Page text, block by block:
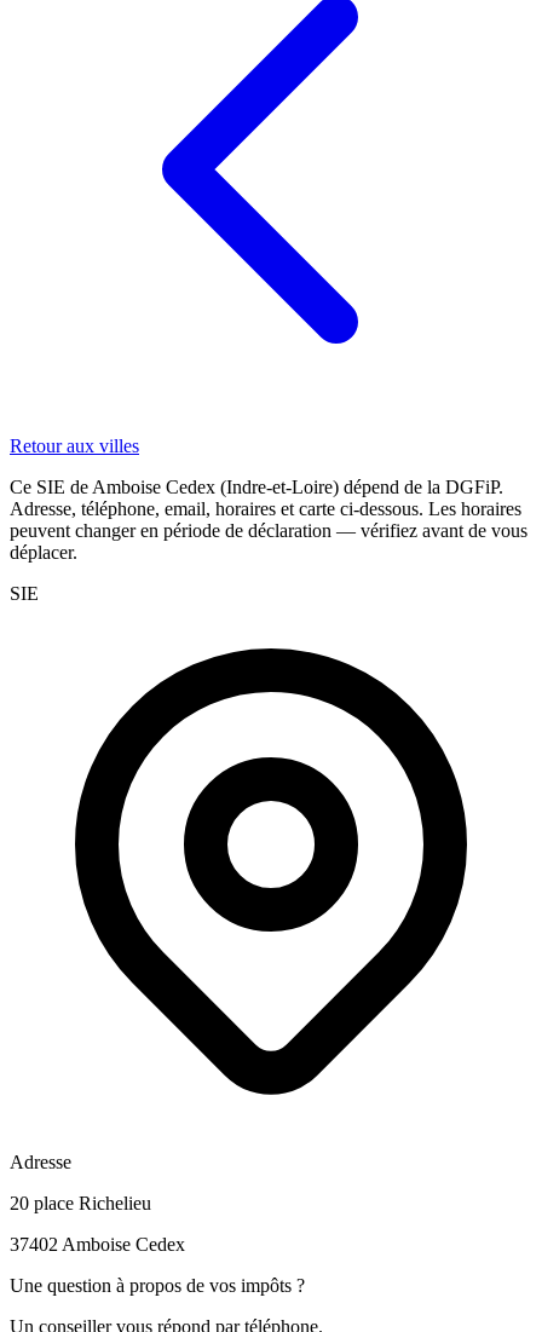
Retour aux villes
Ce SIE de Amboise Cedex (Indre-et-Loire) dépend de la DGFiP.
Adresse, téléphone, email, horaires et carte ci-dessous. Les horaires
peuvent changer en période de déclaration — vérifiez avant de vous
déplacer.
SIE
Adresse
20 place Richelieu
37402 Amboise Cedex
Une question à propos de vos impôts ?
Un conseiller vous répond par téléphone.